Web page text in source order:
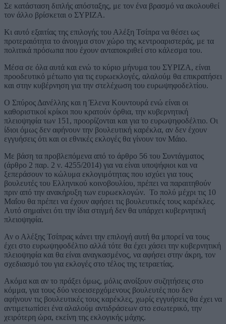
Σε κατάσταση διπλής απόσταξης, με τον ένα βρασμό να ακολουθεί
τον άλλο βρίσκεται ο ΣΥΡΙΖΑ.
Κι αυτό εξαιτίας της επιλογής του Αλέξη Τσίπρα να θέσει ως
προτεραιότητα το άνοιγμα στον χώρο της κεντροαριστεράς, με τα
πολιτικά πρόσωπα που έχουν ανταποκριθεί στο κάλεσμα του.
Μέσα σε όλα αυτά και ενώ το κύριο μήνυμα του ΣΥΡΙΖΑ, είναι
προοδευτικό μέτωπο για τις ευρωεκλογές, αλαλούμ θα επικρατήσει
και στην κυβέρνηση για την στελέχωση του ευρωψηφοδελτίου.
Ο Σπύρος Δανέλλης και η Έλενα Κουντουρά ενώ είναι οι
καθοριστικοί κρίκοι που κρατούν όρθια, την κυβερνητική
πλειοψηφία των 151, προορίζονται και για το ευρωψηφοδέλτιο. Οι
ίδιοι όμως δεν αφήνουν την βουλευτική καρέκλα, αν δεν έχουν
εγγυήσεις ότι και οι εθνικές εκλογές θα γίνουν τον Μάιο.
Με βάση τα προβλεπόμενα από το άρθρο 56 του Συντάγματος
(άρθρο 2 παρ. 2 ν. 4255/2014) για να είναι υποψήφιοι και να
ξεπεράσουν το κώλυμα εκλογιμότητας που ισχύει για τους
βουλευτές του Ελληνικού κοινοβουλίου, πρέπει να παραιτηθούν
πριν από την ανακήρυξη των ευρωεκλογών. Το πολύ μέχρι τις 10
Μαΐου θα πρέπει να έχουν αφήσει τις βουλευτικές τους καρέκλες.
Αυτό σημαίνει ότι την ίδια στιγμή δεν θα υπάρχει κυβερνητική
πλειοψηφία.
Αν ο Αλέξης Τσίπρας κάνει την επιλογή αυτή θα μπορεί να τους
έχει στο ευρωψηφοδέλτιο αλλά τότε θα έχει χάσει την κυβερνητική
πλειοψηφία και θα είναι αναγκασμένος, να αφήσει στην άκρη, τον
σχεδιασμό του για εκλογές στο τέλος της τετραετίας.
Ακόμα και αν το πράξει όμως, μόλις ανοίξουν συζητήσεις στο
κόμμα, για τους δύο νεοεισερχόμενους βουλευτές που δεν
αφήνουν τις βουλευτικές τους καρέκλες, χωρίς εγγυήσεις θα έχει να
αντιμετωπίσει ένα αλαλούμ αντιδράσεων στο εσωτερικό, την
χειρότερη ώρα, εκείνη της εκλογικής μάχης.